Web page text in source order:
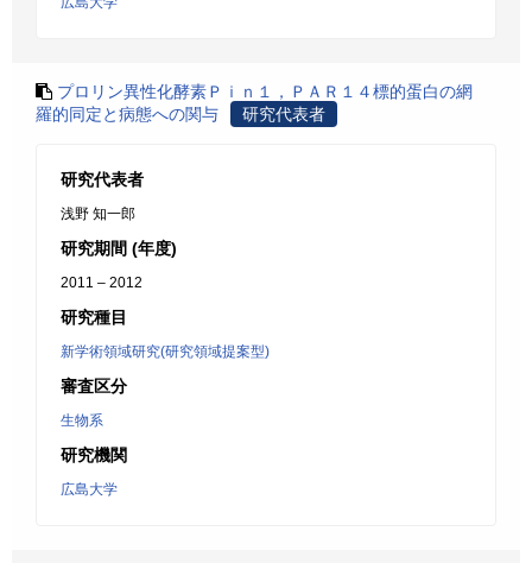
プロリン異性化酵素Ｐｉｎ１，ＰＡＲ１４標的蛋白の網
羅的同定と病態への関与
研究代表者
研究代表者
浅野 知一郎
研究期間 (年度)
2011 – 2012
研究種目
新学術領域研究(研究領域提案型)
審査区分
生物系
研究機関
広島大学